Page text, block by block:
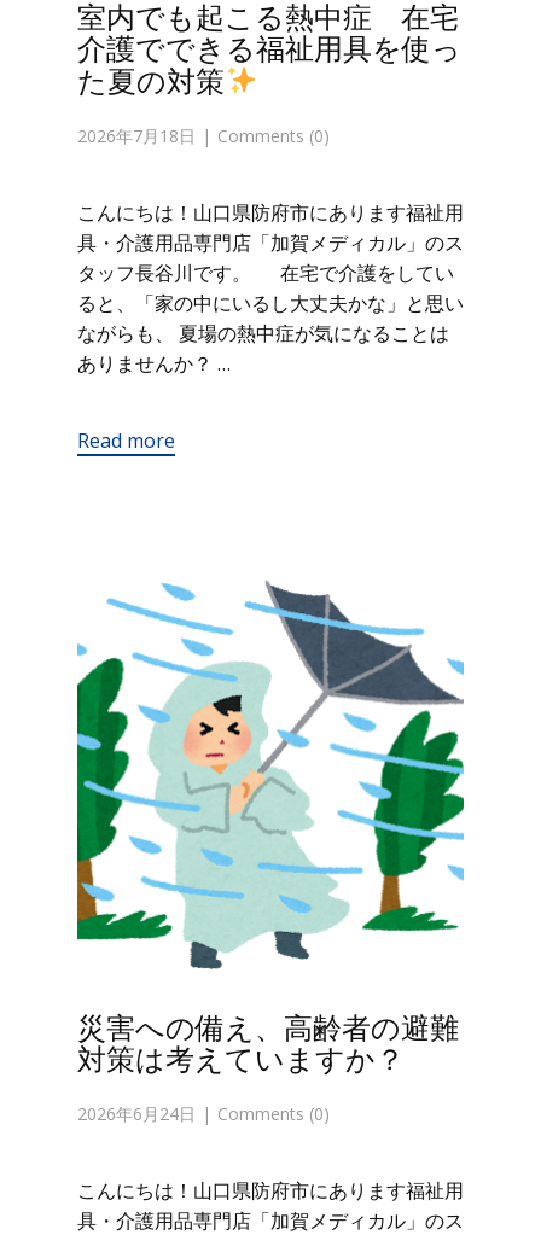
室内でも起こる熱中症 在宅
介護でできる福祉用具を使っ
た夏の対策
2026年7月18日 Comments (0)
こんにちは！山口県防府市にあります福祉用
具・介護用品専門店「加賀メディカル」のス
タッフ長谷川です。 在宅で介護をしてい
ると、「家の中にいるし大丈夫かな」と思い
ながらも、 夏場の熱中症が気になることは
ありませんか？ …
Read more
災害への備え、高齢者の避難
対策は考えていますか？
2026年6月24日 Comments (0)
こんにちは！山口県防府市にあります福祉用
具・介護用品専門店「加賀メディカル」のス